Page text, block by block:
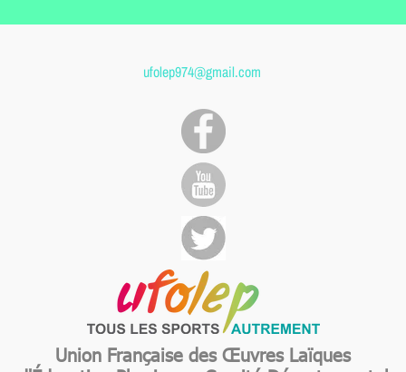
ufolep974@gmail.com
Union Française des Œuvres Laïques